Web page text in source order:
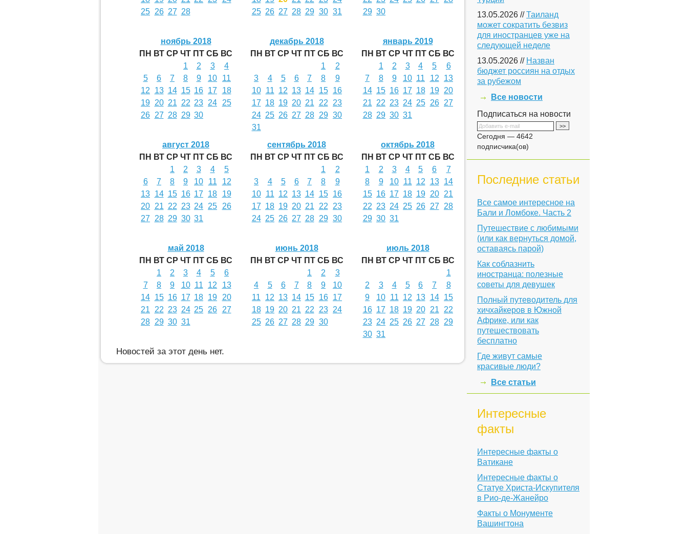
25 26 27 28
25 26 27 28 29 30 31
29 30
ноябрь 2018
ПН ВТ СР ЧТ ПТ СБ ВС
1
2 3
4
5
6 7 8 9 10
11
12
13 14 15 16 17
18
19 20 21 22 23 24
25
26 27 28 29 30
декабрь 2018
ПН ВТ СР ЧТ ПТ СБ ВС
1
2
3
4 5 6 7 8
9
10
11 12 13 14 15
16
17 18 19 20 21 22
23
24 25 26 27 28 29 30
31
январь 2019
ПН ВТ СР ЧТ ПТ СБ ВС
1
2 3 4 5
6
7
8 9 10 11 12
13
14 15 16 17 18 19
20
21 22 23 24 25 26
27
28 29 30 31
август 2018
ПН ВТ СР ЧТ ПТ СБ ВС
1
2 3 4
5
6
7 8 9 10 11
12
13 14 15 16 17 18
19
20 21 22 23 24 25
26
27
28 29 30 31
сентябрь 2018
ПН ВТ СР ЧТ ПТ СБ ВС
1
2
3
4 5 6 7 8
9
10
11 12 13 14 15
16
17 18 19 20 21 22
23
24 25 26 27 28 29 30
октябрь 2018
ПН ВТ СР ЧТ ПТ СБ ВС
1
2 3 4 5 6
7
8
9 10 11 12 13
14
15 16 17 18 19 20
21
22 23 24 25 26 27
28
29 30 31
май 2018
ПН ВТ СР ЧТ ПТ СБ ВС
1
2 3 4 5
6
7
8 9 10 11 12
13
14 15 16 17 18 19
20
21
22 23 24 25 26
27
28 29 30 31
июнь 2018
ПН ВТ СР ЧТ ПТ СБ ВС
1
2
3
4
5 6 7 8 9
10
11
12 13 14 15 16
17
18 19 20 21 22 23
24
25 26 27 28 29 30
июль 2018
ПН ВТ СР ЧТ ПТ СБ ВС
1
2
3 4 5 6 7
8
9
10 11 12 13 14
15
16 17 18 19 20 21
22
23 24 25 26 27 28
29
30 31
Новостей за этот день нет.
13.05.2026 //Таиланд
может сократить безвиз
для иностранцев уже на
следующей неделе
13.05.2026 // Назван
бюджет россиян на отдых
за рубежом
Все новости
Подписаться на новости
Сегодня — 4642
подписчика(ов)
Последние статьи
Все самое интересное на
Бали и Ломбоке. Часть 2
Путешествие с любимыми
(или как вернуться домой,
оставаясь парой)
Как соблазнить
иностранца: полезные
советы для девушек
Полный путеводитель для
хичхайкеров в Южной
Африке, или как
путешествовать
бесплатно
Где живут самые
красивые люди?
Все статьи
Интересные
факты
Интересные факты о
Ватикане
Интересные факты о
Статуе Христа-Искупителя
в Рио-де-Жанейро
Факты о Монументе
Вашингтона